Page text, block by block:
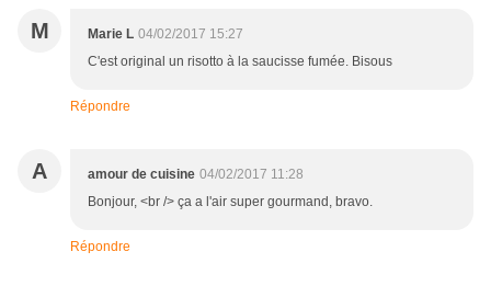
M Marie L 04/02/2017 15:27
C'est original un risotto à la saucisse fumée. Bisous
Répondre
A amour de cuisine 04/02/2017 11:28
Bonjour, <br /> ça a l'air super gourmand, bravo.
Répondre